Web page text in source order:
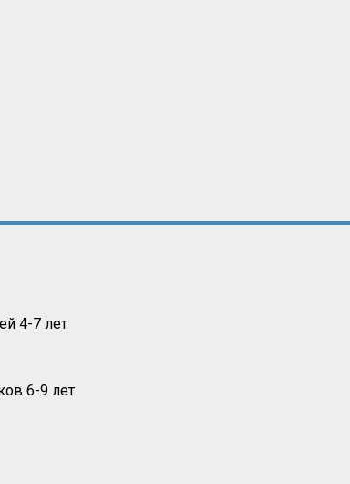
4-7 лет
6-9 лет